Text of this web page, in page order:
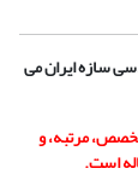
سازه ایران می
مرتبه، و
است.